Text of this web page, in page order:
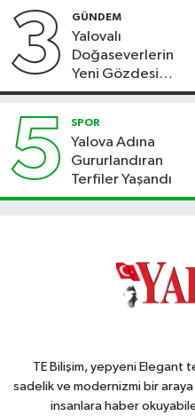
3 GÜNDEM
Yalovalı
Doğaseverlerin
Yeni Gözdesi
Bolu'daki Meyve
5 SPOR
Yalova Adına
Gururlandıran
Terfiler Yaşandı
TE Bilişim, yepyeni Elegant
sadelik ve modernizmi bir
insanlara haber